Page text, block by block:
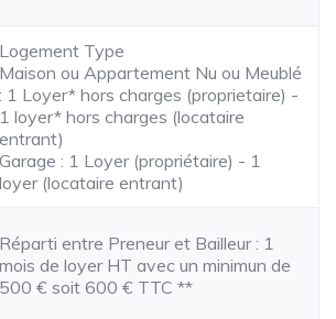
Logement Type
Maison ou Appartement Nu ou Meublé
: 1 Loyer* hors charges (proprietaire) -
1 loyer* hors charges (locataire
entrant)
Garage : 1 Loyer (propriétaire) - 1
loyer (locataire entrant)
Réparti entre Preneur et Bailleur : 1
mois de loyer HT avec un minimun de
500 € soit 600 € TTC **